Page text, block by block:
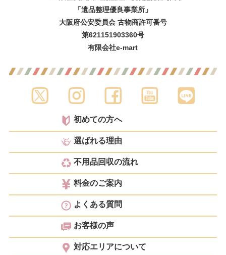
「遺品整理優良事業所」
大阪府公安委員会 古物商許可番号
第621151903360号
有限会社e-mart
初めての方へ
選ばれる理由
不用品回収の流れ
料金のご案内
よくある質問
お客様の声
対応エリアについて